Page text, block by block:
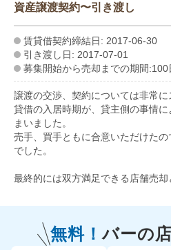
資産譲渡契約〜引き渡し
賃貸借契約締結日: 2017-06-30
引き渡し日: 2017-07-01
募集開始から売却までの期間:100
譲渡の交渉、契約については非常
貸借の入居時期が、貸主側の事情
まいました。
売手、買手ともに合意いただけた
でした。
最終的には双方満足できる店舗売却
無料！バーの